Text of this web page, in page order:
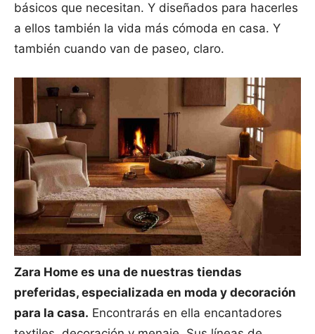
básicos que necesitan. Y diseñados para hacerles
a ellos también la vida más cómoda en casa. Y
también cuando van de paseo, claro.
Zara Home es una de nuestras tiendas
preferidas, especializada en moda y decoración
para la casa. Encontrarás en ella encantadores